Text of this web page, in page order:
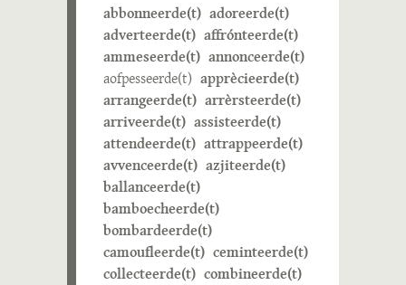
abbonneerde(t) adoreerde(t)
adverteerde(t) affrónteerde(t)
ammeseerde(t) annonceerde(t)
aofpesseerde(t) apprècieerde(t)
arrangeerde(t) arrèrsteerde(t)
arriveerde(t) assisteerde(t)
attendeerde(t) attrappeerde(t)
avvenceerde(t) azjiteerde(t)
ballanceerde(t)
bamboecheerde(t)
bombardeerde(t)
camoufleerde(t) ceminteerde(t)
collecteerde(t) combineerde(t)